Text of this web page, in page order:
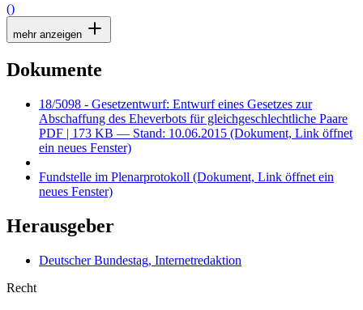
()
mehr anzeigen
Dokumente
18/5098 - Gesetzentwurf: Entwurf eines Gesetzes zur
Abschaffung des Eheverbots für gleichgeschlechtliche Paare
PDF | 173 KB — Stand: 10.06.2015 (Dokument, Link öffnet
ein neues Fenster)
Fundstelle im Plenarprotokoll (Dokument, Link öffnet ein
neues Fenster)
Herausgeber
Deutscher Bundestag, Internetredaktion
Recht